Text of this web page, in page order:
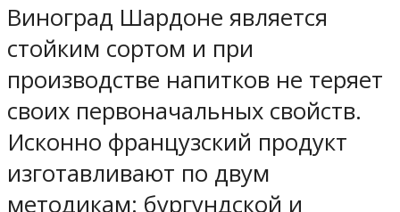
Виноград Шардоне является
стойким сортом и при
производстве напитков не теряет
своих первоначальных свойств.
Исконно французский продукт
изготавливают по двум
методикам: бургундской и